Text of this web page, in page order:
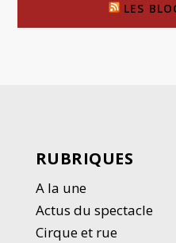
LES
RUBRIQUES
A la une
Actus du spectacle
Cirque et rue